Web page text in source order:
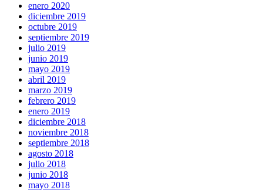
enero 2020
diciembre 2019
octubre 2019
septiembre 2019
julio 2019
junio 2019
mayo 2019
abril 2019
marzo 2019
febrero 2019
enero 2019
diciembre 2018
noviembre 2018
septiembre 2018
agosto 2018
julio 2018
junio 2018
mayo 2018